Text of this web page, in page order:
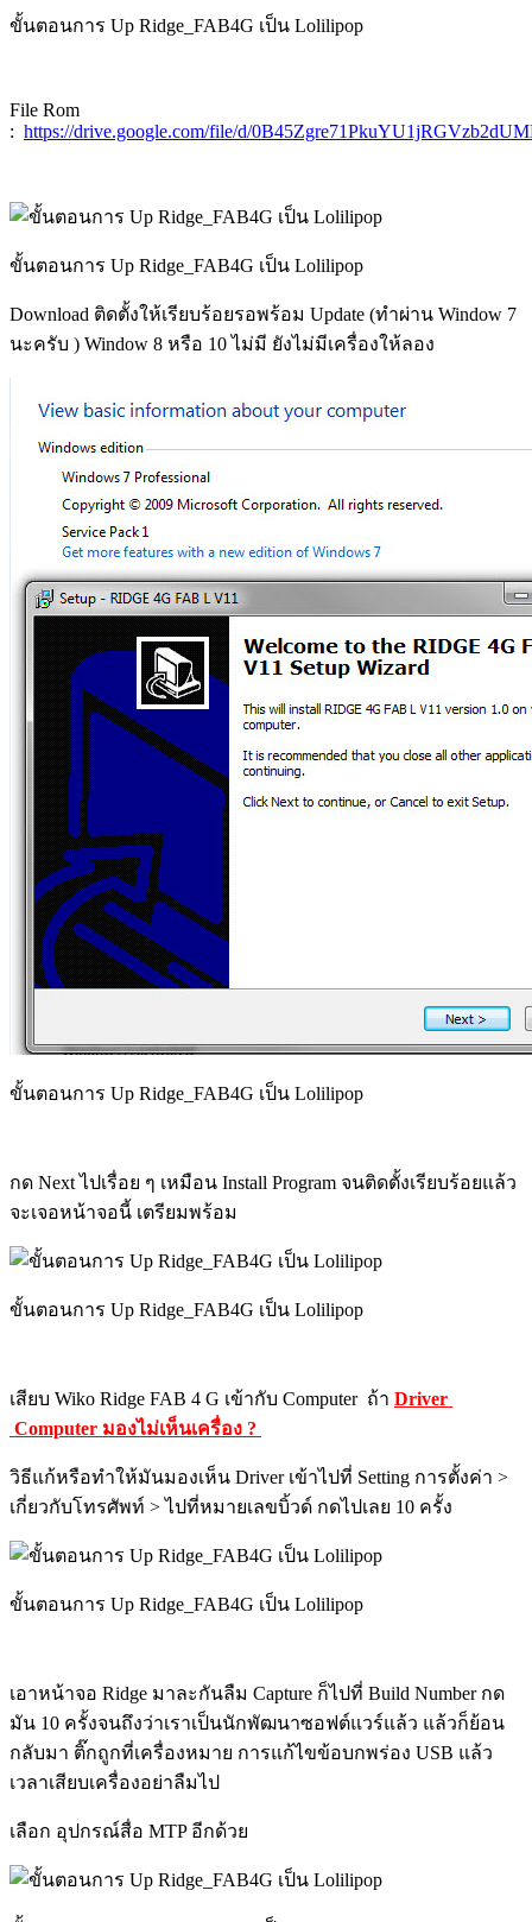
ขั้นตอนการ Up Ridge_FAB4G เป็น Lolilipop
File Rom
: https://drive.google.com/file/d/
ขั้นตอนการ Up Ridge_FAB4G เป็น Lolilipop
Download ติดตั้งให้เรียบร้อยรอพร้อม Update (ทำผ่าน Window 7
นะครับ ) Window 8 หรือ 10 ไม่มี ยังไม่มีเครื่องให้ลอง
ขั้นตอนการ Up Ridge_FAB4G เป็น Lolilipop
กด Next ไปเรื่อย ๆ เหมือน Install Program จนติดตั้งเรียบร้อยแล้ว
จะเจอหน้าจอนี้ เตรียมพร้อม
ขั้นตอนการ Up Ridge_FAB4G เป็น Lolilipop
เสียบ Wiko Ridge FAB 4 G เข้ากับ Computer ถ้า Driver
Computer มองไม่เห็นเครื่อง ?
วิธีแก้หรือทำให้มันมองเห็น Driver เข้าไปที่ Setting การตั้งค่า >
เกี่ยวกับโทรศัพท์ > ไปที่หมายเลขบิ้วด์ กดไปเลย 10 ครั้ง
ขั้นตอนการ Up Ridge_FAB4G เป็น Lolilipop
เอาหน้าจอ Ridge มาละกันลืม Capture ก็ไปที่ Build Number กด
มัน 10 ครั้งจนถึงว่าเราเป็นนักพัฒนาซอฟต์แวร์แล้ว แล้วก็ย้อน
กลับมา ติ๊กถูกที่เครื่องหมาย การแก้ไขข้อบกพร่อง USB แล้ว
เวลาเสียบเครื่องอย่าลืมไป
เลือก อุปกรณ์สื่อ MTP อีกด้วย